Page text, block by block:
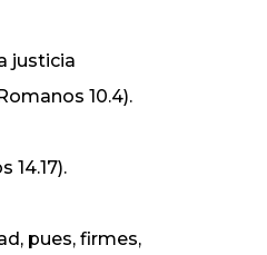
justicia
10.4).
14.17).
pues, firmes,